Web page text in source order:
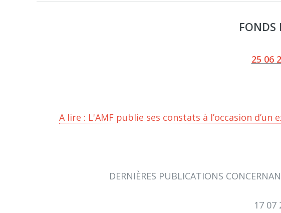
FONDS
25 06
A lire : L'AMF publie ses constats à l’occasion
DERNIÈRES PUBLICATIONS
17